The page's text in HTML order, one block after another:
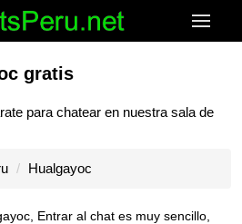
gratis
para chatear en nuestra sala de
Hualgayoc
, Entrar al chat es muy sencillo,